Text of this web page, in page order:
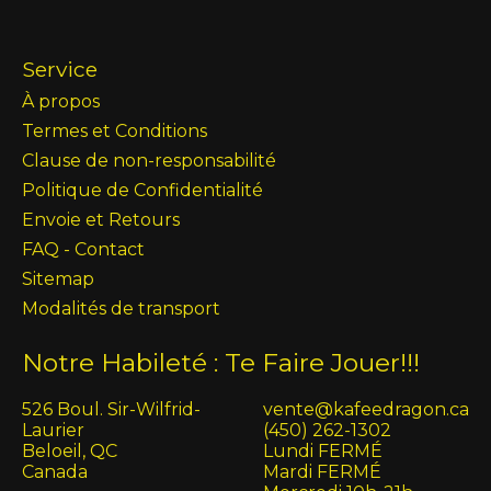
Service
À propos
Termes et Conditions
Clause de non-responsabilité
Politique de Confidentialité
Envoie et Retours
FAQ - Contact
Sitemap
Modalités de transport
Notre Habileté : Te Faire Jouer!!!
526 Boul. Sir-Wilfrid-
Laurier
Beloeil, QC
Canada
vente@kafeedragon.ca
(450) 262-1302
Lundi FERMÉ
Mardi FERMÉ